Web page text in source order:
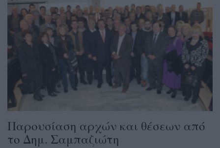
Παρουσίαση αρχών και θέσεων από
το Δημ. Σαμπαζιώτη